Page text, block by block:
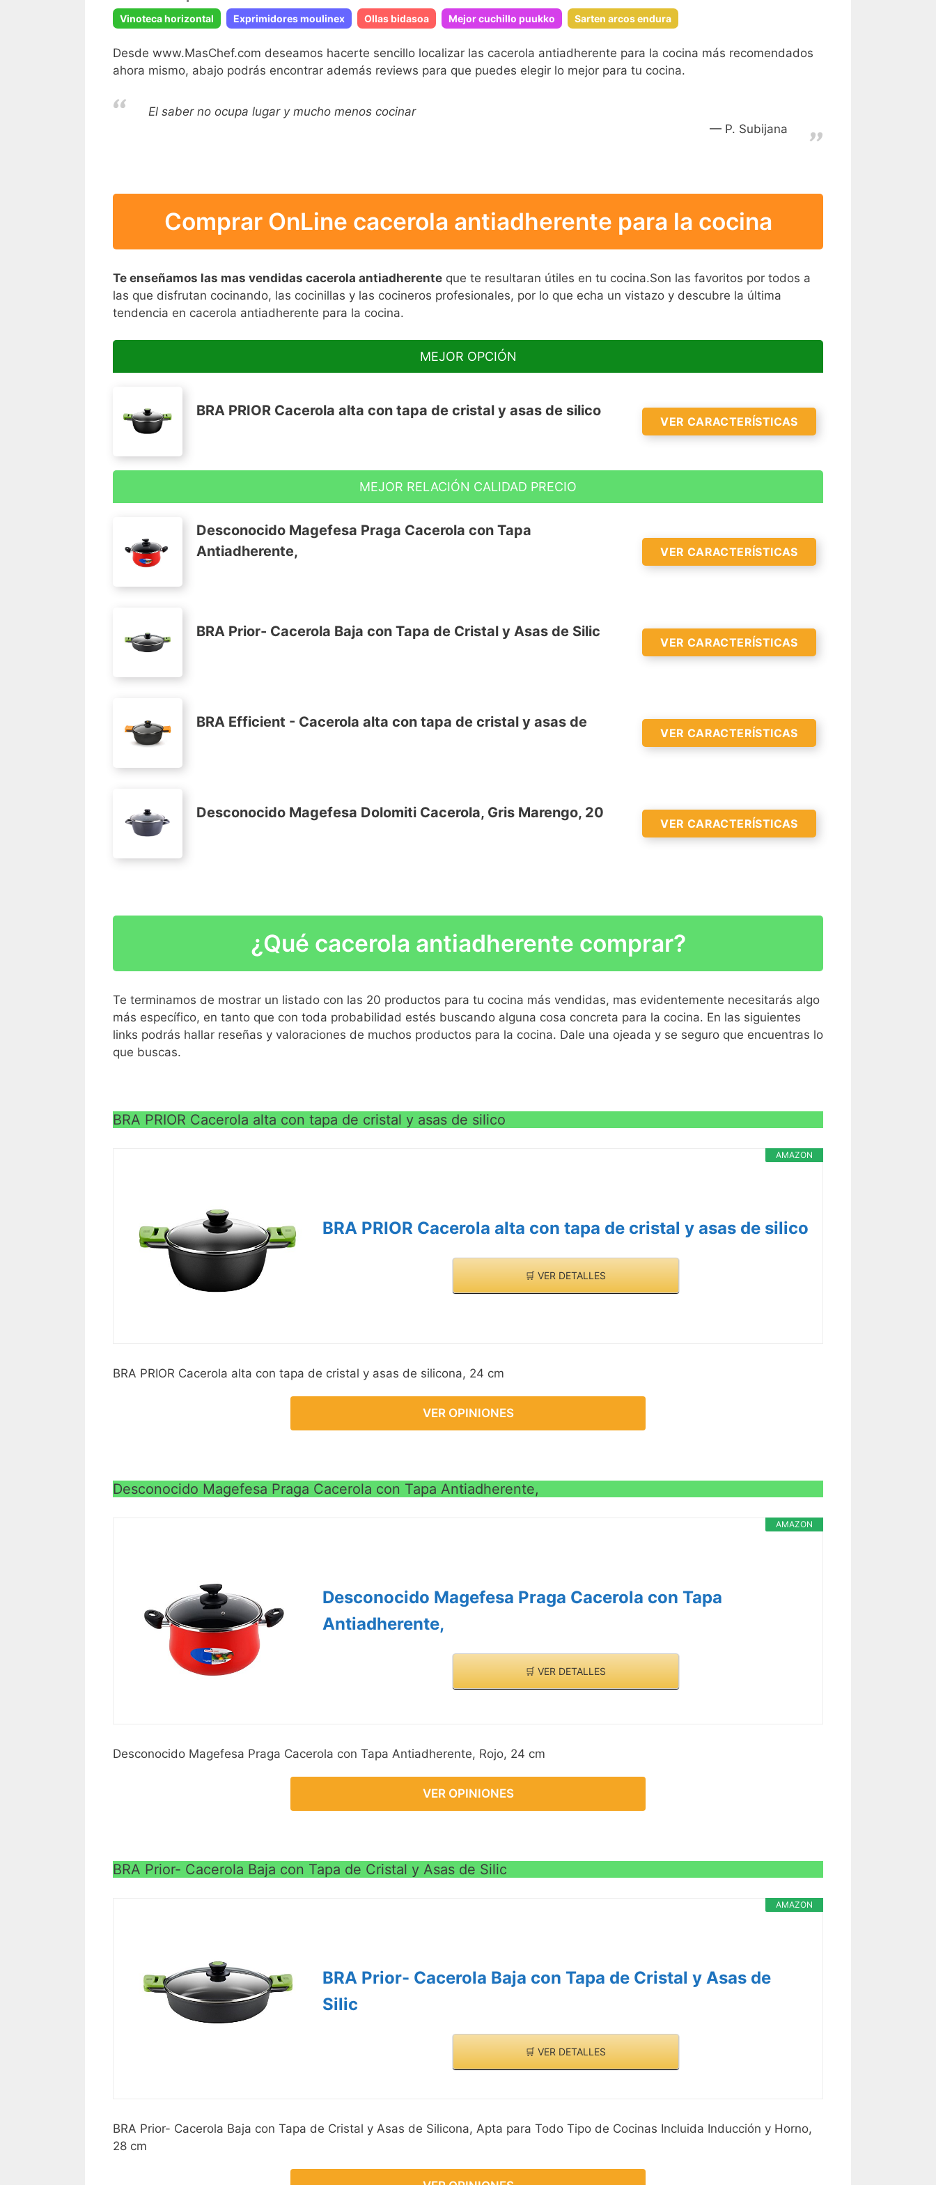
Vinoteca horizontal Exprimidores moulinex Ollas bidasoa Mejor cuchillo puukko Sarten arcos endura
Desde www.MasChef.com deseamos hacerte sencillo localizar las cacerola antiadherente para la cocina más recomendados
ahora mismo, abajo podrás encontrar además reviews para que puedes elegir lo mejor para tu cocina.
El saber no ocupa lugar y mucho menos cocinar
P. Subijana
Comprar OnLine cacerola antiadherente para la cocina
Te enseñamos las mas vendidas cacerola antiadherente que te resultaran útiles en tu cocina.Son las favoritos por todos a
las que disfrutan cocinando, las cocinillas y las cocineros profesionales, por lo que echa un vistazo y descubre la última
tendencia en cacerola antiadherente para la cocina.
MEJOR OPCIÓN
BRA PRIOR Cacerola alta con tapa de cristal y asas de silico
VER CARACTERÍSTICAS
Aluminio fundido
Apta para todo tipo de cocinas, incluido inducción
Recubrimiento antiadherente de la calidad tricapa Teflon Classic sin PFOA
Fondo difusor uniforme de eficiencia (Save energy system)
MEJOR RELACIÓN CALIDAD PRECIO
Desconocido Magefesa Praga Cacerola con Tapa
Antiadherente,
VER CARACTERÍSTICAS
Alto rendimiento energético
Recubrimiento antiadherente bicapa reforzado libre de pfoa
VER CARACTERÍSTICAS >
BRA Prior- Cacerola Baja con Tapa de Cristal y Asas de Silic
VER CARACTERÍSTICAS
Aluminio fundido
Apta para todo tipo de cocinas, incluido inducción
BRA Efficient - Cacerola alta con tapa de cristal y asas de
VER CARACTERÍSTICAS
Aluminio fundido
Apta para todo tipo de cocinas, incluido inducción
Desconocido Magefesa Dolomiti Cacerola, Gris Marengo, 20
VER CARACTERÍSTICAS
Recubrimiento trimoteado antiadherente bicapa reforzado libre de pfoa
¿Qué cacerola antiadherente comprar?
Te terminamos de mostrar un listado con las 20 productos para tu cocina más vendidas, mas evidentemente necesitarás algo
más específico, en tanto que con toda probabilidad estés buscando alguna cosa concreta para la cocina. En las siguientes
links podrás hallar reseñas y valoraciones de muchos productos para la cocina. Dale una ojeada y se seguro que encuentras lo
que buscas.
BRA PRIOR Cacerola alta con tapa de cristal y asas de silico
AMAZON
BRA PRIOR Cacerola alta con tapa de cristal y asas de silico
🛒 VER DETALLES
BRA PRIOR Cacerola alta con tapa de cristal y asas de silicona, 24 cm
VER OPINIONES
Desconocido Magefesa Praga Cacerola con Tapa Antiadherente,
AMAZON
Desconocido Magefesa Praga Cacerola con Tapa
Antiadherente,
🛒 VER DETALLES
Desconocido Magefesa Praga Cacerola con Tapa Antiadherente, Rojo, 24 cm
VER OPINIONES
BRA Prior- Cacerola Baja con Tapa de Cristal y Asas de Silic
AMAZON
BRA Prior- Cacerola Baja con Tapa de Cristal y Asas de
Silic
🛒 VER DETALLES
BRA Prior- Cacerola Baja con Tapa de Cristal y Asas de Silicona, Apta para Todo Tipo de Cocinas Incluida Inducción y Horno,
28 cm